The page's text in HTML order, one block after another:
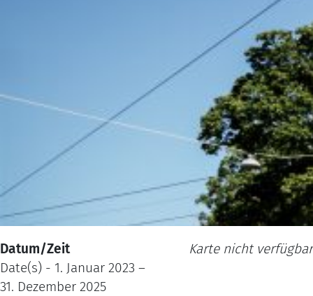
Karte nicht verfügbar
Datum/Zeit
Date(s) - 1. Januar 2023 –
31. Dezember 2025